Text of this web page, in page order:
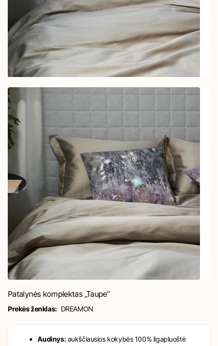
Patalynės komplektas „Taupe“
Prekės ženklas: DREAMON
Audinys:aukščiausios kokybės 100% ilgapluoštė